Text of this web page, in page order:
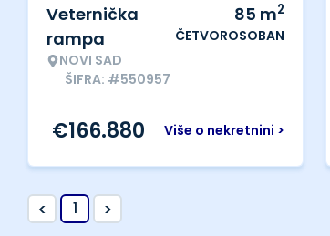
Veternička
rampa
NOVI SAD
ŠIFRA: #550957
85 m2
ČETVOROSOBAN
Više o nekretnini >
€166.880
< 1 >